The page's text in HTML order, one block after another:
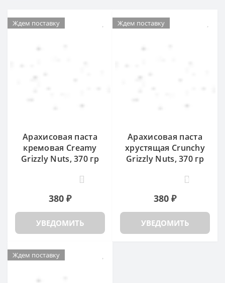
Ждем поставку
Арахисовая паста
кремовая Creamy
Grizzly Nuts, 370 гр
380 ₽
УВЕДОМИТЬ
Ждем поставку
Арахисовая паста
хрустящая Crunchy
Grizzly Nuts, 370 гр
11
380 ₽
УВЕДОМИТЬ
Ждем поставку